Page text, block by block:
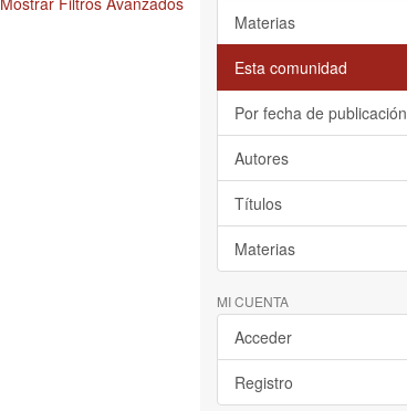
Materias
Esta comunidad
Por fecha de publicación
Autores
Títulos
Materias
MI CUENTA
Acceder
Registro